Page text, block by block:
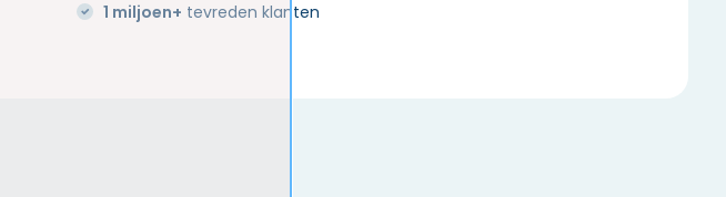
1 miljoen+ tevreden klanten